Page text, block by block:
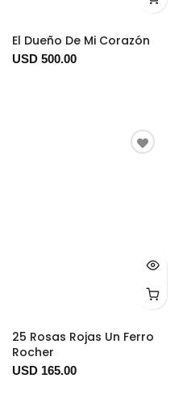
El Dueño De Mi Corazón
USD 500.00
25 Rosas Rojas Un Ferro
Rocher
USD 165.00